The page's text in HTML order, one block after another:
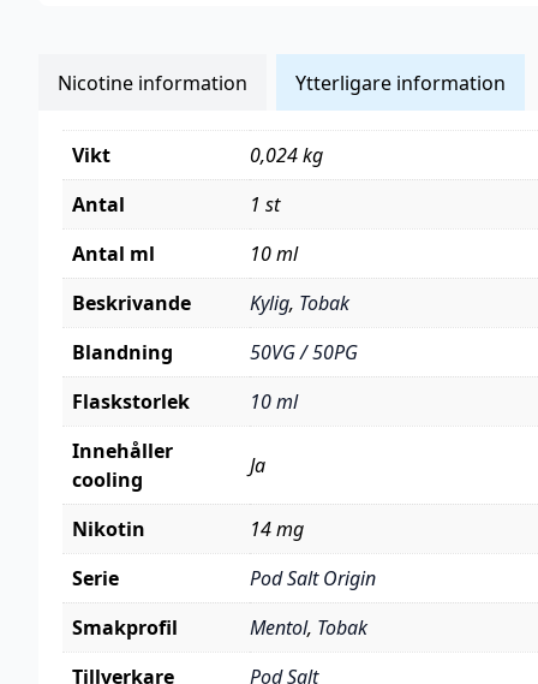
Nicotine information Ytterligare information
Vikt
0,024 kg
Antal
1 st
Antal ml
10 ml
Beskrivande
Kylig, Tobak
Blandning
50VG / 50PG
Flaskstorlek
10 ml
Innehåller
cooling
Ja
Nikotin
14 mg
Serie
Pod Salt Origin
Smakprofil
Mentol, Tobak
Tillverkare
Pod Salt